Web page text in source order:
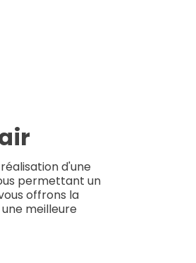
d'une
permettant un
offrons la
meilleure